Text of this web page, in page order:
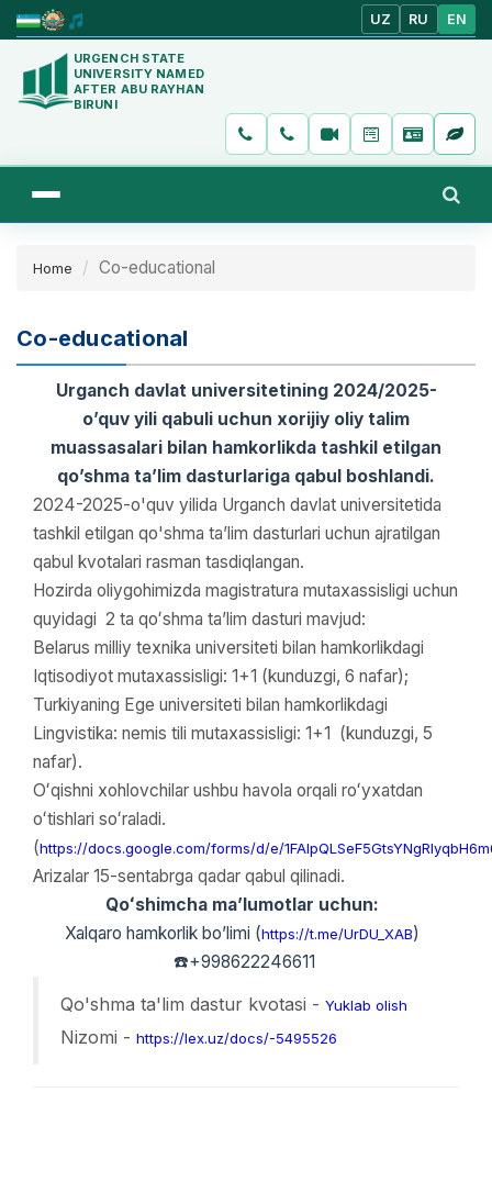
UZ RU EN
URGENCH STATE
UNIVERSITY NAMED
AFTER ABU RAYHAN
BIRUNI
Home Co-educational
Co-educational
Urganch davlat universitetining 2024/2025-
o’quv yili qabuli uchun xorijiy oliy talim
muassasalari bilan hamkorlikda tashkil etilgan
qo’shma ta’lim dasturlariga qabul boshlandi.
2024-2025-o'quv yilida Urganch davlat universitetida
tashkil etilgan qo'shma taʼlim dasturlari uchun ajratilgan
qabul kvotalari rasman tasdiqlangan.
Hozirda oliygohimizda magistratura mutaxassisligi uchun
quyidagi 2 ta qoʻshma ta’lim dasturi mavjud:
Belarus milliy texnika universiteti bilan hamkorlikdagi
Iqtisodiyot mutaxassisligi: 1+1 (kunduzgi, 6 nafar);
Turkiyaning Ege universiteti bilan hamkorlikdagi
Lingvistika: nemis tili mutaxassisligi: 1+1 (kunduzgi, 5
nafar).
Oʻqishni xohlovchilar ushbu havola orqali roʻyxatdan
oʻtishlari soʻraladi.
(https://docs.google.com/forms/d/e/
Arizalar 15-sentabrga qadar qabul qilinadi.
Qoʻshimcha ma’lumotlar uchun:
Xalqaro hamkorlik bo’limi (https://t.me/UrDU_XAB)
☎️+998622246611
Qo'shma ta'lim dastur kvotasi - Yuklab olish
Nizomi - https://lex.uz/docs/-5495526